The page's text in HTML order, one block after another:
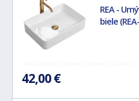
REA -
biele
42,00 €